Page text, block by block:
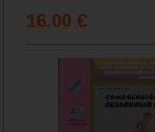
16.00 €